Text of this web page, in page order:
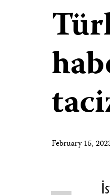
February 15,
Share